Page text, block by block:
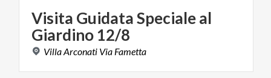
Visita GuidataSpecialeal
Giardino 12/8
VillaArconati Via Fametta